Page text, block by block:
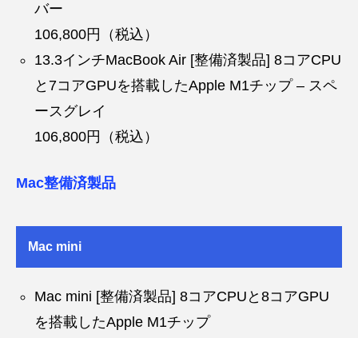
バー
106,800円（税込）
13.3インチMacBook Air [整備済製品] 8コアCPU
と7コアGPUを搭載したApple M1チップ – スペ
ースグレイ
106,800円（税込）
Mac整備済製品
Mac mini
Mac mini [整備済製品] 8コアCPUと8コアGPU
を搭載したApple M1チップ